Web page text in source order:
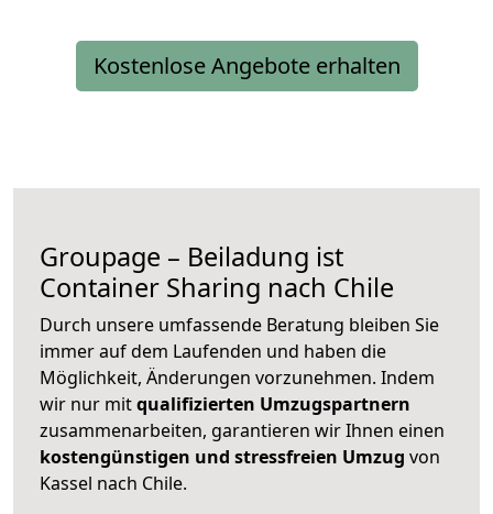
Kostenlose Angebote erhalten
Groupage – Beiladung ist
Container Sharing nach Chile
Durch unsere umfassende Beratung bleiben Sie
immer auf dem Laufenden und haben die
Möglichkeit, Änderungen vorzunehmen. Indem
wir nur mitqualifizierten Umzugspartnern
zusammenarbeiten, garantieren wir Ihnen einen
kostengünstigen und stressfreien Umzug von
Kassel nach Chile.